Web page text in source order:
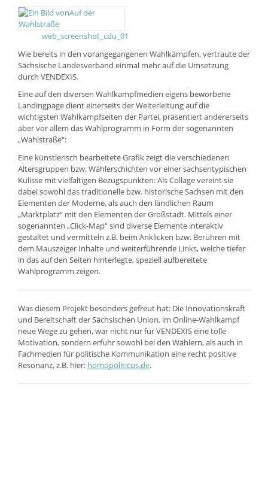
web_screenshot_cdu_01
Wie bereits in den vorangegangenen Wahlkämpfen, vertraute der
Sächsische Landesverband einmal mehr auf die Umsetzung
durch VENDEXIS.
Eine auf den diversen Wahlkampfmedien eigens beworbene
Landingpage dient einerseits der Weiterleitung auf die
wichtigsten Wahlkampfseiten der Partei, präsentiert andererseits
aber vor allem das Wahlprogramm in Form der sogenannten
„Wahlstraße“:
Eine künstlerisch bearbeitete Grafik zeigt die verschiedenen
Altersgruppen bzw. Wählerschichten vor einer sachsentypischen
Kulisse mit vielfältigen Bezugspunkten: Als Collage vereint sie
dabei sowohl das traditionelle bzw. historische Sachsen mit den
Elementen der Moderne, als auch den ländlichen Raum
„Marktplatz“ mit den Elementen der Großstadt. Mittels einer
sogenannten „Click-Map“ sind diverse Elemente interaktiv
gestaltet und vermitteln z.B. beim Anklicken bzw. Berühren mit
dem Mauszeiger Inhalte und weiterführende Links, welche tiefer
in das auf den Seiten hinterlegte, speziell aufbereitete
Wahlprogramm zeigen.
Was diesem Projekt besonders gefreut hat: Die Innovationskraft
und Bereitschaft der Sächsischen Union, im Online-Wahlkampf
neue Wege zu gehen, war nicht nur fürVENDEXISeine tolle
Motivation, sondern erfuhr sowohl bei den Wählern, als auch in
Fachmedien für politische Kommunikation eine recht positive
Resonanz, z.B. hier: homopoliticus.de.